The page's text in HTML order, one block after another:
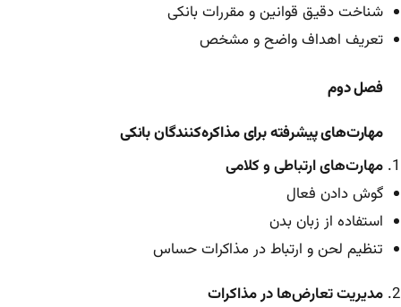
شناخت دقیق قوانین و مقررات بانکی
تعریف اهداف واضح و مشخص
فصل دوم
مهارت‌های پیشرفته برای مذاکره‌کنندگان بانکی
مهارت‌های ارتباطی و کلامی
گوش دادن فعال
استفاده از زبان بدن
تنظیم لحن و ارتباط در مذاکرات حساس
مدیریت تعارض‌ها در مذاکرات